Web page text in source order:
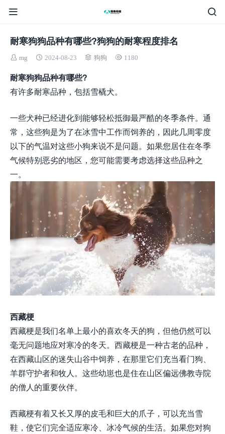
耐寒狗狗品种有哪些?狗狗的耐寒程度排名
mg 2024-08-23 狗狗 1180
耐寒狗狗品种有哪些?
有许多耐寒品种，包括雪橇犬。
一些犬种已经进化到能够轻松抵御最严酷的冬季条件。通
常，这些狗是为了在冰雪中工作而饲养的，因此几周零度
以下的气温对这些小狗来说不是问题。如果您居住在冬季
气候特别恶劣的地区，您可能需要考虑选择这些品种之
一。
西藏梗
西藏梗是我们名单上最小的喜欢冬天的狗，但他仍然可以
毫无问题地应对寒冷的冬天。西藏梗是一种古老的品种，
在西藏山区的迷失山谷中饲养，在那里它们充当看门狗、
羊群守护者和牧人。这些幼崽也是住在山区偏远佛教寺院
的僧人的重要伙伴。
西藏梗有着又长又厚的皮毛和巨大的爪子，可以充当雪
鞋，使它们完全适应寒冷、冰冷气候的生活。如果您对狗